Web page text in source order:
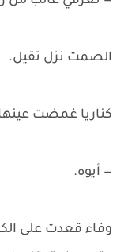
الصمت نزل تقيل.
كناريا غمضت
— أيوه.
وفاء قعدت على